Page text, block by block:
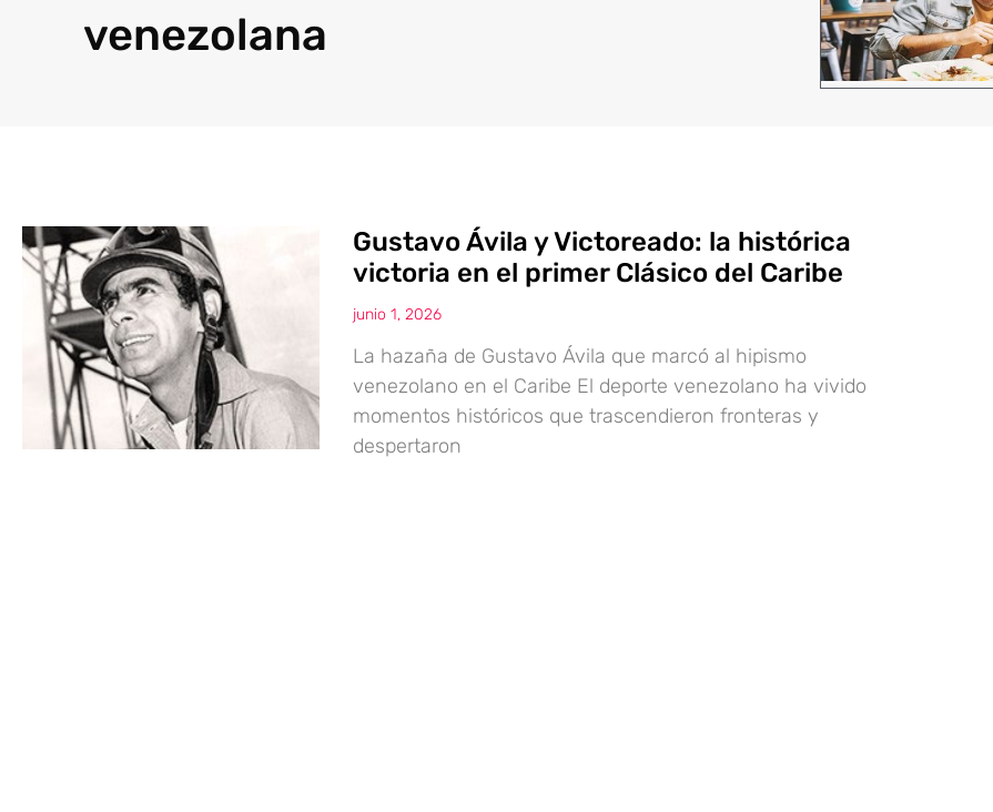
venezolana
Gustavo Ávila y Victoreado: la histórica
victoria en el primer Clásico del Caribe
junio 1, 2026
La hazaña de Gustavo Ávila que marcó al hipismo
venezolano en el Caribe El deporte venezolano ha vivido
momentos históricos que trascendieron fronteras y
despertaron